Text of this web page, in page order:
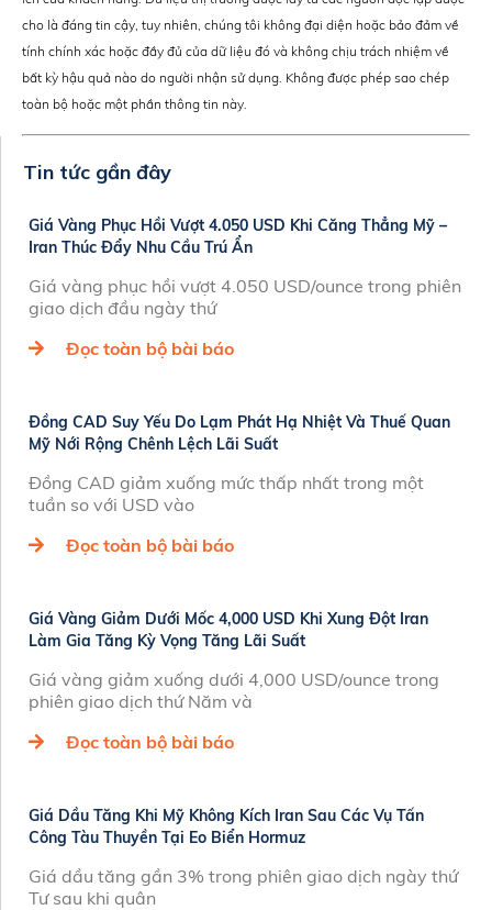
cho là đáng tin cậy, tuy nhiên, chúng tôi không đại diện hoặc bảo đảm về
tính chính xác hoặc đầy đủ của dữ liệu đó và không chịu trách nhiệm về
bất kỳ hậu quả nào do người nhận sử dụng. Không được phép sao chép
toàn bộ hoặc một phần thông tin này.
Tin tức gần đây
Giá Vàng Phục Hồi Vượt 4.050 USD Khi Căng Thẳng Mỹ –
Iran Thúc Đẩy Nhu Cầu Trú Ẩn
Giá vàng phục hồi vượt 4.050 USD/ounce trong phiên
giao dịch đầu ngày thứ
Đọc toàn bộ bài báo
Đồng CAD Suy Yếu Do Lạm Phát Hạ Nhiệt Và Thuế Quan
Mỹ Nới Rộng Chênh Lệch Lãi Suất
Đồng CAD giảm xuống mức thấp nhất trong một
tuần so với USD vào
Đọc toàn bộ bài báo
Giá Vàng Giảm Dưới Mốc 4,000 USD Khi Xung Đột Iran
Làm Gia Tăng Kỳ Vọng Tăng Lãi Suất
Giá vàng giảm xuống dưới 4,000 USD/ounce trong
phiên giao dịch thứ Năm và
Đọc toàn bộ bài báo
Giá Dầu Tăng Khi Mỹ Không Kích Iran Sau Các Vụ Tấn
Công Tàu Thuyền Tại Eo Biển Hormuz
Giá dầu tăng gần 3% trong phiên giao dịch ngày thứ
Tư sau khi quân